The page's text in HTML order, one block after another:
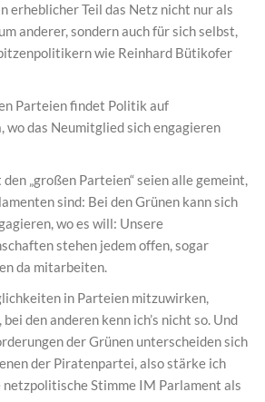
erheblicher Teil das Netz nicht nur als
anderer, sondern auch für sich selbst,
wie Reinhard Bütikofer
Parteien findet Politik auf
wo das Neumitglied sich engagieren
„großen Parteien“ seien alle gemeint,
sind: Bei den Grünen kann sich
wo es will: Unsere
stehen jedem offen, sogar
da mitarbeiten.
in Parteien mitzuwirken,
den anderen kenn ich’s nicht so. Und
der Grünen unterscheiden sich
der Piratenpartei, also stärke ich
Stimme IM Parlament als